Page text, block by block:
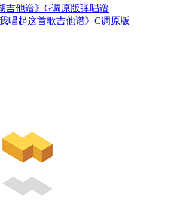
吉他谱》G调原版弹唱谱
唱起这首歌吉他谱》C调原版